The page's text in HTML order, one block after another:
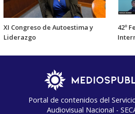
XI Congreso de Autoestima y
Liderazgo
42º
Portal de contenidos del
Audiovisual Nacional -